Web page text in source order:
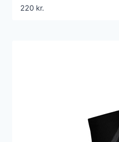
220 kr.